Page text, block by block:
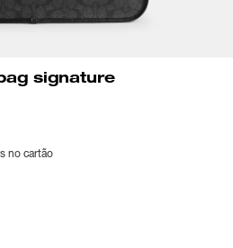
signature
no cartão